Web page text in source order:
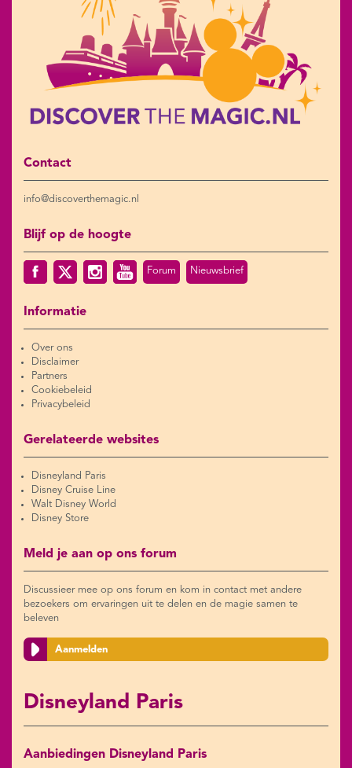
Contact
info@discoverthemagic.nl
Blijf op de hoogte
Forum Nieuwsbrief
Informatie
Over ons
Disclaimer
Partners
Cookiebeleid
Privacybeleid
Gerelateerde websites
Disneyland Paris
Disney Cruise Line
Walt Disney World
Disney Store
Meld je aan op ons forum
Discussieer mee op ons forum en kom in contact met andere
bezoekers om ervaringen uit te delen en de magie samen te
beleven
Aanmelden
Disneyland Paris
Aanbiedingen Disneyland Paris